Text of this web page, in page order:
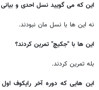
این که می گویید نسل احدی و
نه این ها با نسل مان نبودند.
این ها با "جکیچ" تمرین کردند؟
بله تمرین کردند.
این هایی که دوره آخر رایکوف